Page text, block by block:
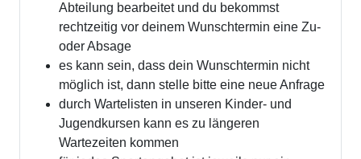
Abteilung bearbeitet und du bekommst
rechtzeitig vor deinem Wunschtermin eine Zu-
oder Absage
es kann sein, dass dein Wunschtermin nicht
möglich ist, dann stelle bitte eine neue Anfrage
durch Wartelisten in unseren Kinder- und
Jugendkursen kann es zu längeren
Wartezeiten kommen